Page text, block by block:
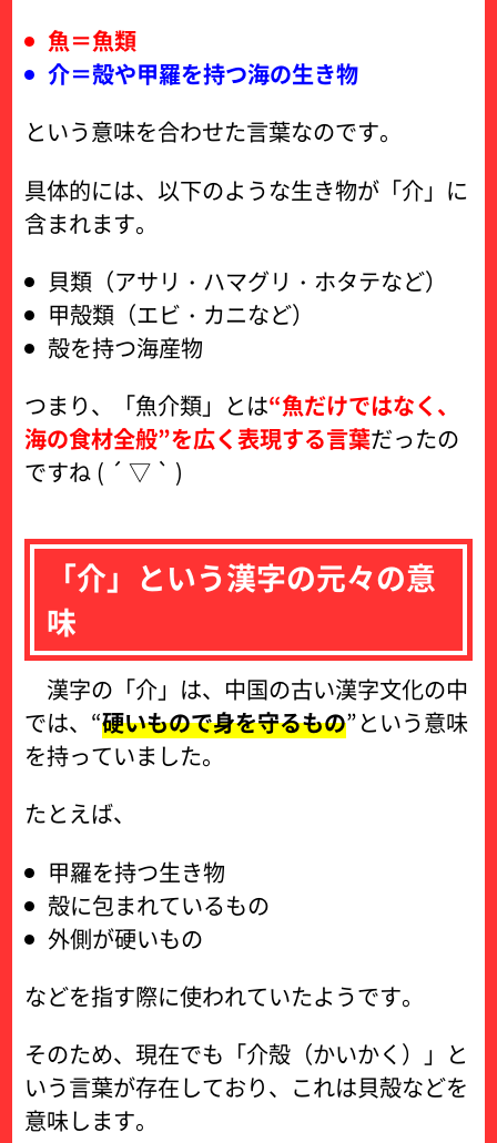
魚＝魚類
介＝殻や甲羅を持つ海の生き物
という意味を合わせた言葉なのです。
具体的には、以下のような生き物が「介」に
含まれます。
貝類（アサリ・ハマグリ・ホタテなど）
甲殻類（エビ・カニなど）
殻を持つ海産物
つまり、「魚介類」とは“魚だけではなく、
海の食材全般”を広く表現する言葉だったの
ですね ( ´ ▽ ` )
「介」という漢字の元々の意
味
漢字の「介」は、中国の古い漢字文化の中
では、“硬いもので身を守るもの”という意味
を持っていました。
たとえば、
甲羅を持つ生き物
殻に包まれているもの
外側が硬いもの
などを指す際に使われていたようです。
そのため、現在でも「介殻（かいかく）」と
いう言葉が存在しており、これは貝殻などを
意味します。